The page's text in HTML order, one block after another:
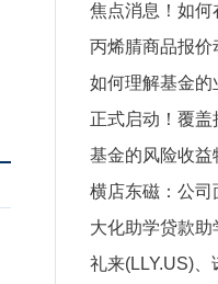
交
焦点消息！如何
资的稳定？
丙烯腈商品报价
前聚焦
如何理解基金的
正式启动！覆
台
基金的风险收益
当前看点
横店东磁：公
感、新能源汽车
批量供货
大化助学贷款助
礼来(LLY.US)